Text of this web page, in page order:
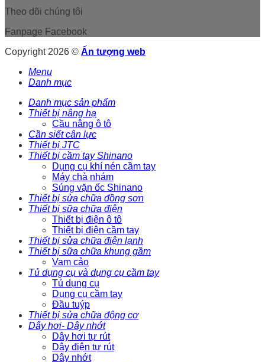
Theo dõi chúng tôi
Fanpage Facebook
Copyright 2026 © Ấn tượng web
Menu
Danh mục
Danh mục sản phẩm
Thiết bị nâng hạ
Cầu nâng ô tô
Cần siết cân lực
Thiết bị JTC
Thiết bị cầm tay Shinano
Dụng cụ khí nén cầm tay
Máy chà nhám
Súng vặn ốc Shinano
Thiết bị sửa chữa đồng sơn
Thiết bị sữa chữa điện
Thiết bị điện ô tô
Thiết bị điện cầm tay
Thiết bị sửa chữa điện lạnh
Thiết bị sữa chữa khung gầm
Vam cảo
Tủ dụng cụ và dụng cụ cầm tay
Tủ dụng cụ
Dụng cụ cầm tay
Đầu tuýp
Thiết bị sửa chữa động cơ
Dây hơi- Dây nhớt
Dây hơi tự rút
Dây điện tự rút
Dây nhớt